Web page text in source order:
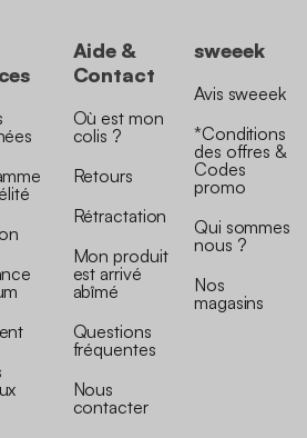
Aide &
Contact
Où est mon
colis ?
Retours
Rétractation
Mon produit
est arrivé
abîmé
Questions
fréquentes
Nous
contacter
sweeek
Avis sweeek
*Conditions
des offres &
Codes
promo
Qui sommes
nous ?
Nos
magasins